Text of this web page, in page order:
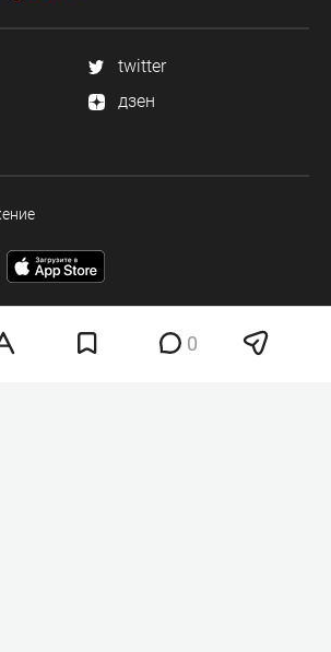
0
twitter
дзен
«Бизнес Online» (на связи).